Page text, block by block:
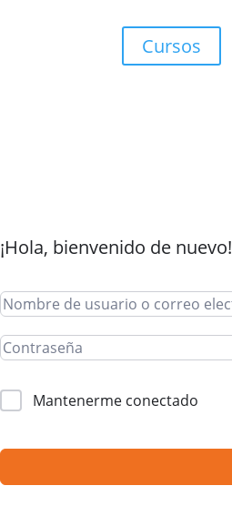
Cursos
¡Hola, bienvenido de nuevo!
Mantenerme conectado